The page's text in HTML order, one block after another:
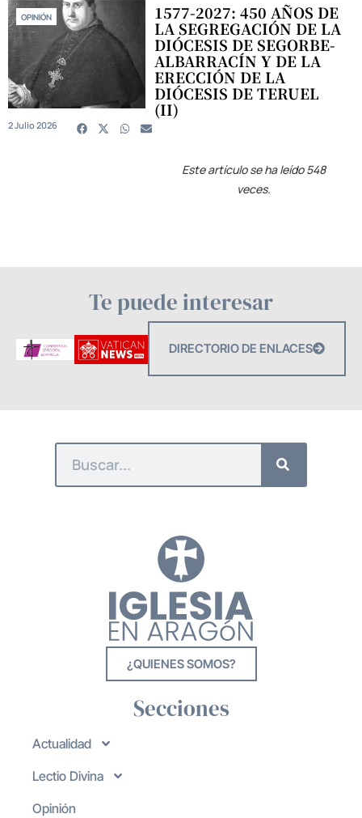
OPINIÓN 1577-2027: 450 AÑOS DE
LA SEGREGACIÓN DE LA
DIÓCESIS DE SEGORBE-
ALBARRACÍN Y DE LA
ERECCIÓN DE LA
DIÓCESIS DE TERUEL
(II)
2 Julio 2026
Este artículo se ha leído 548
veces.
Te puede interesar
DIRECTORIO DE ENLACES
¿QUIENES SOMOS?
Secciones
Actualidad
Lectio Divina
Opinión